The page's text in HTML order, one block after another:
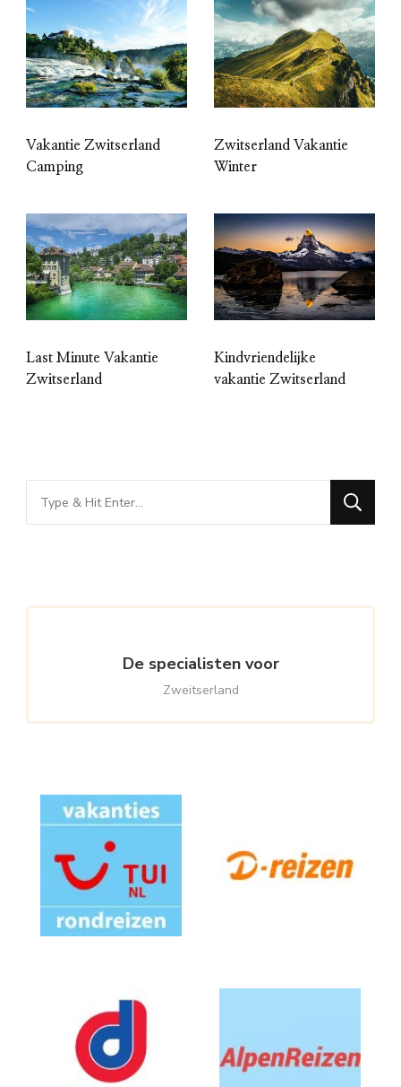
Vakantie Zwitserland
Camping
Zwitserland Vakantie
Winter
Last Minute Vakantie
Zwitserland
Kindvriendelijke
vakantie Zwitserland
Looking
for
De specialisten voor
Zweitserland